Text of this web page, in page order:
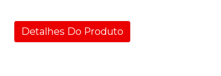
Detalhes Do Produto